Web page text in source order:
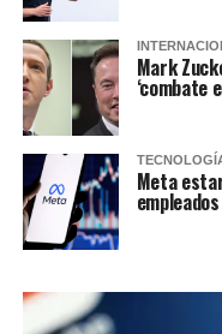
Mark
‘combate
Meta